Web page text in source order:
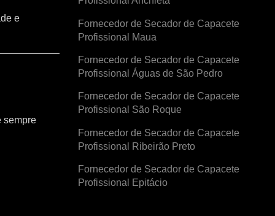
e
sempre
Fornecedor de Secador de Capacete
Profissional Maua
Fornecedor de Secador de Capacete
Profissional Águas de São Pedro
Fornecedor de Secador de Capacete
Profissional São Roque
Fornecedor de Secador de Capacete
Profissional Ribeirão Preto
Fornecedor de Secador de Capacete
Profissional Epitácio